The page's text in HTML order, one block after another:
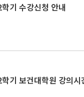
기 수강신청 안내